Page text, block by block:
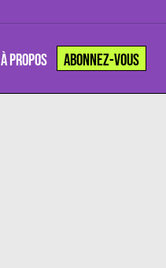
À PROPOS ABONNEZ-VOUS